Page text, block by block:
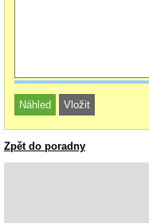
Zpět do poradny